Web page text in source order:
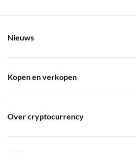
Nieuws
Kopen en verkopen
Over cryptocurrency